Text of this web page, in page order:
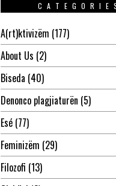
A(rt)ktivizëm (177)
About Us (2)
Biseda (40)
Denonco plagjiaturën (5)
Esé(77)
Feminizëm (29)
Filozofi (13)